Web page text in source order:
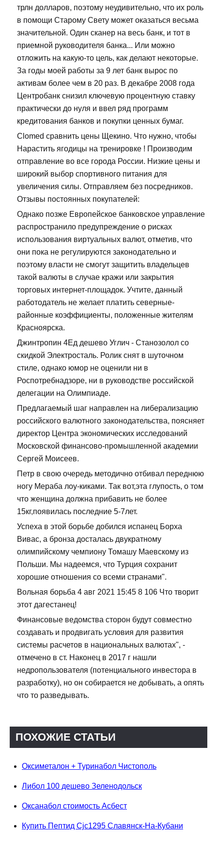
трлн долларов, поэтому неудивительно, что их роль
в помощи Старому Свету может оказаться весьма
значительной. Один сканер на весь банк, и тот в
приемной руководителя банка... Или можно
отложить на какую-то цель, как делают некоторые.
За годы моей работы за 9 лет банк вырос по
активам более чем в 20 раз. В декабре 2008 года
Центробанк снизил ключевую процентную ставку
практически до нуля и ввел ряд программ
кредитования банков и покупки ценных бумаг.
Clomed сравнить цены Щекино. Что нужно, чтобы
Нарастить ягодицы на тренировке ! Производим
отправление во все города России. Низкие цены и
широкий выбор спортивного питания для
увеличения силы. Отправляем без посредников.
Отзывы постоянных покупателей:
Однако позже Европейское банковское управление
распространило предупреждение о рисках
использования виртуальных валют, отметив, что
они пока не регулируются законодательно и
поэтому власти не смогут защитить владельцев
такой валюты в случае кражи или закрытия
торговых интернет-площадок. Учтите, данный
работодатель не желает платить северные-
районные коэффициенты, положенные жителям
Красноярска.
Джинтропин 4Ед дешево Углич - Станозолол со
скидкой Электросталь. Ролик снят в шуточном
стиле, однако юмор не оценили ни в
Роспотребнадзоре, ни в руководстве российской
делегации на Олимпиаде.
Предлагаемый шаг направлен на либерализацию
российского валютного законодательства, поясняет
директор Центра экономических исследований
Московской финансово-промышленной академии
Сергей Моисеев.
Петр в свою очередь методично отбивал переднюю
ногу Мераба лоу-киками. Так вот,эта глупость, о том
что женщина должна прибавить не более
15кг,появилась последние 5-7лет.
Успеха в этой борьбе добился испанец Борха
Вивас, а бронза досталась двукратному
олимпийскому чемпиону Томашу Маевскому из
Польши. Мы надеемся, что Турция сохранит
хорошие отношения со всеми странами".
Вольная борьба 4 авг 2021 15:45 8 106 Что творит
этот дагестанец!
Финансовые ведомства сторон будут совместно
создавать и продвигать условия для развития
системы расчетов в национальных валютах", -
отмечено в ст. Наконец в 2017 г нашли
недропользователя (потенциального инвестора в
разработку), но он собирается не добывать, а опять
что то разведывать.
ПОХОЖИЕ СТАТЬИ
Оксиметалон + Туринабол Чистополь
Либол 100 дешево Зеленодольск
Оксанабол стоимость Асбест
Купить Пептид Cjc1295 Славянск-На-Кубани